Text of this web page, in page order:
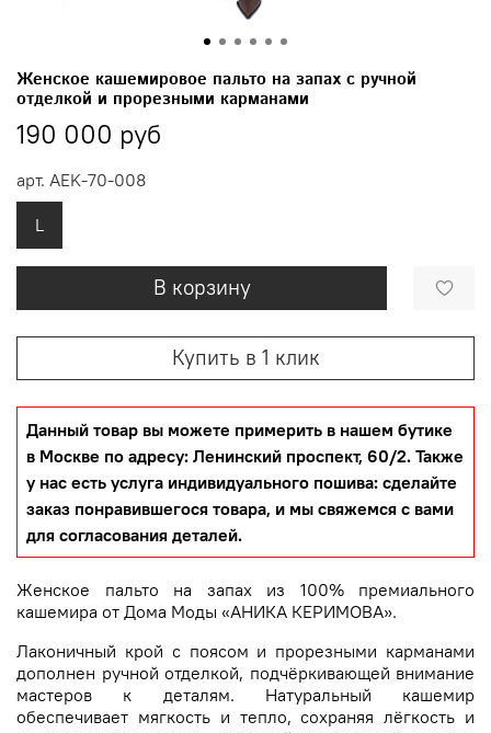
арт. AEK-70-008
Женское кашемировое пальто на запах с ручной
отделкой и прорезными карманами
190 000 руб
В корзину
Купить в 1 клик
Данный товар вы можете примерить в нашем бутике
в Москве по адресу: Ленинский проспект, 60/2. Также
у нас есть услуга индивидуального пошива: сделайте
заказ понравившегося товара, и мы свяжемся с вами
для согласования деталей.
L
Женское пальто на запах из 100% премиального
кашемира от Дома Моды «АНИКА КЕРИМОВА».
Лаконичный крой с поясом и прорезными карманами
дополнен ручной отделкой, подчёркивающей внимание
мастеров к деталям. Натуральный кашемир
обеспечивает мягкость и тепло, сохраняя лёгкость и